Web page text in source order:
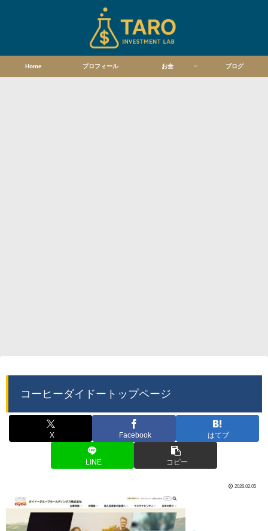
Home プロフィール お金 ブログ
コーヒーダイドートップページ
X Facebook はてブ
LINE コピー
2026.02.05